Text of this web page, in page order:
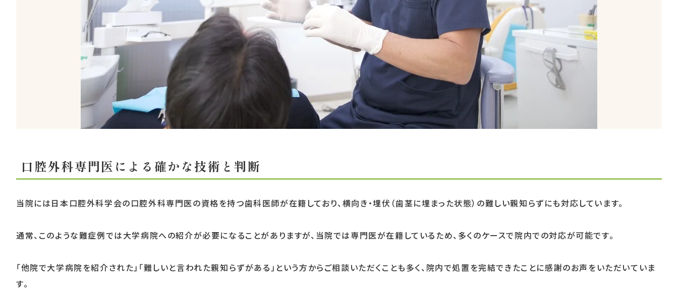
口腔外科専門医による確かな技術と判断
当院には日本口腔外科学会の口腔外科専門医の資格を持つ歯科医師が在籍しており、横向き・埋伏（歯茎に埋まった状態）の難しい親知らずにも対応しています。
通常、このような難症例では大学病院への紹介が必要になることがありますが、当院では専門医が在籍しているため、多くのケースで院内での対応が可能です。
「他院で大学病院を紹介された」「難しいと言われた親知らずがある」という方からご相談いただくことも多く、院内で処置を完結できたことに感謝のお声をいただいていま
す。